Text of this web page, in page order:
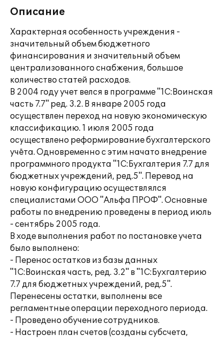
Описание
Характерная особенность учреждения -
значительный объем бюджетного
финансирования и значительный объем
централизованного снабжения, большое
количество статей расходов.
В 2004 году учет велся в программе "1С:Воинская
часть 7.7" ред. 3.2. В январе 2005 года
осуществлен переход на новую экономическую
классификацию. 1 июля 2005 года
осуществлено реформирование бухгалтерского
учёта. Одновременно с этим начато внедрение
программного продукта "1С:Бухгалтерия 7.7 для
бюджетных учреждений, ред.5". Перевод на
новую конфигурацию осуществлялся
специалистами ООО "Альфа ПРОФ". Основные
работы по внедрению проведены в период июль
- сентябрь 2005 года.
В ходе выполнения работ по постановке учета
было выполнено:
- Перенос остатков из базы данных
"1С:Воинская часть, ред. 3.2" в "1С:Бухгалтерию
7.7 для бюджетных учреждений, ред.5".
Перенесены остатки, выполнены все
регламентные операции переходного периода.
- Проведено обучение сотрудников.
- Настроен план счетов (созданы субсчета,